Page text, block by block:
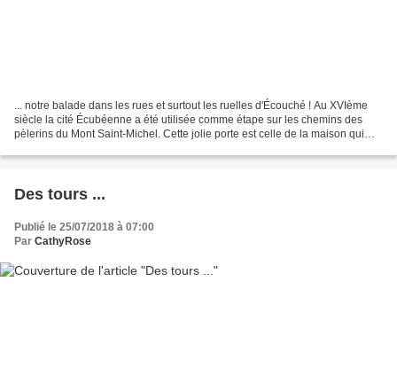
... notre balade dans les rues et surtout les ruelles d'Écouché ! Au XVIème
siècle la cité Écubéenne a été utilisée comme étape sur les chemins des
pèlerins du Mont Saint-Michel. Cette jolie porte est celle de la maison qui
Des tours ...
Publié le 25/07/2018 à 07:00
Par CathyRose